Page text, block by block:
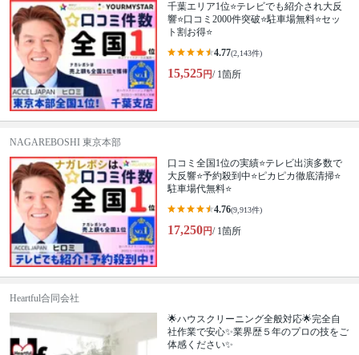
千葉エリア1位⭐テレビでも紹介され大反
響⭐️口コミ2000件突破⭐️駐車場無料⭐セッ
ト割お得⭐
4.77(2,143件)
15,525円/ 1箇所
NAGAREBOSHI 東京本部
口コミ全国1位の実績⭐テレビ出演多数で
大反響⭐予約殺到中⭐ピカピカ徹底清掃⭐
駐車場代無料⭐
4.76(9,913件)
17,250円/ 1箇所
Heartful合同会社
🌟ハウスクリーニング全般対応🌟完全自
社作業で安心✨業界歴５年のプロの技をご
体感ください✨